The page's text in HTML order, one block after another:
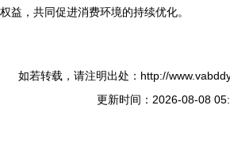
权益，共同促进消费环境的持续优化。
如若转载，请注明出处：http://
更新时间：2026-08-08